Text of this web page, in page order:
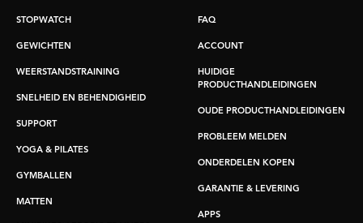
STOPWATCH
GEWICHTEN
WEERSTANDSTRAINING
SNELHEID EN BEHENDIGHEID
SUPPORT
YOGA & PILATES
GYMBALLEN
MATTEN
FAQ
ACCOUNT
HUIDIGE
PRODUCTHANDLEIDINGEN
OUDE PRODUCTHANDLEIDINGEN
PROBLEEM MELDEN
ONDERDELEN KOPEN
GARANTIE & LEVERING
APPS